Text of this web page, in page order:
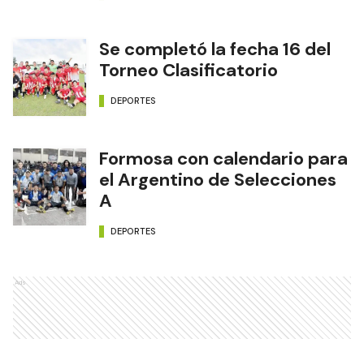
Se completó la fecha 16 del
Torneo Clasificatorio
DEPORTES
Formosa con calendario para
el Argentino de Selecciones
A
DEPORTES
Ads